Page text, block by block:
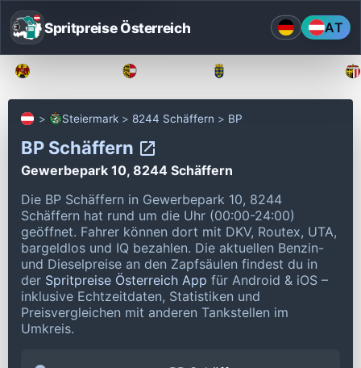
Spritpreise Österreich AT
Steiermark 8244 Schäffern BP
BP Schäffern
Gewerbepark 10, 8244 Schäffern
Die BP Schäffern in Gewerbepark 10, 8244
Schäffern hat rund um die Uhr (00:00-24:00)
geöffnet. Fahrer können dort mit DKV, Routex, UTA,
bargeldlos und IQ bezahlen. Die aktuellen Benzin-
und Dieselpreise an den Zapfsäulen findest du in
der Spritpreise Österreich App für Android & iOS –
inklusive Echtzeitdaten, Statistiken und
Preisvergleichen mit anderen Tankstellen im
Umkreis.